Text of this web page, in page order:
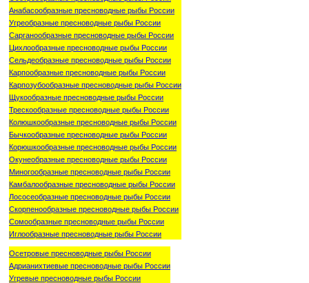
Анабасообразные пресноводные рыбы России
Угреобразные пресноводные рыбы России
Сарганообразные пресноводные рыбы России
Цихлообразные пресноводные рыбы России
Сельдеобразные пресноводные рыбы России
Карпообразные пресноводные рыбы России
Карпозубообразные пресноводные рыбы России
Щукообразные пресноводные рыбы России
Трескообразные пресноводные рыбы России
Колюшкообразные пресноводные рыбы России
Бычкообразные пресноводные рыбы России
Корюшкообразные пресноводные рыбы России
Окунеобразные пресноводные рыбы России
Миногообразные пресноводные рыбы России
Камбалообразные пресноводные рыбы России
Лососеобразные пресноводные рыбы России
Скорпенообразные пресноводные рыбы России
Сомообразные пресноводные рыбы России
Иглообразные пресноводные рыбы России
Осетровые пресноводные рыбы России
Адрианихтиевые пресноводные рыбы России
Угревые пресноводные рыбы России